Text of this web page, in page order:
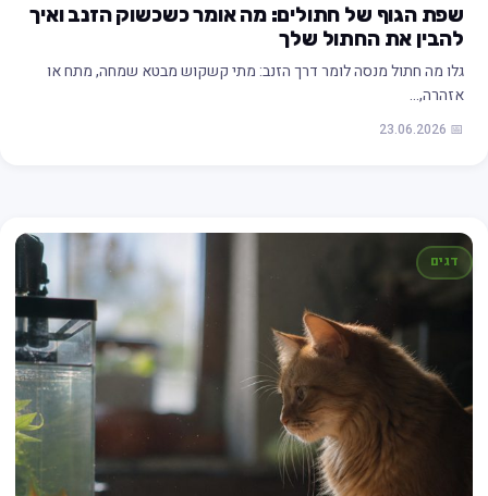
שפת הגוף של חתולים: מה אומר כשכשוק הזנב ואיך
להבין את החתול שלך
גלו מה חתול מנסה לומר דרך הזנב: מתי קשקוש מבטא שמחה, מתח או
אזהרה,…
📅 23.06.2026
דגים